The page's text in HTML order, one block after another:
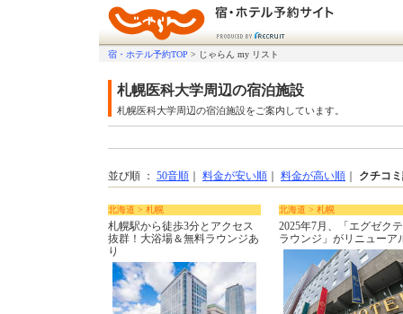
宿・ホテル予約TOP > じゃらん my リスト
札幌医科大学周辺の宿泊施設
札幌医科大学周辺の宿泊施設をご案内しています。
並び順 ： 50音順 料金が安い順 料金が高い順 クチコ
北海道 > 札幌
札幌駅から徒歩3分とアクセス
抜群！大浴場＆無料ラウンジあ
り
北海道 > 札幌
2025年7月、「エグゼク
ラウンジ」がリニューア